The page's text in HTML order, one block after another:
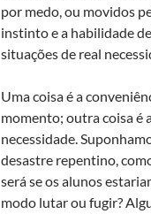
por medo, ou movidos
instinto e a habilidade
situações de real
Uma coisa é a
momento; outra coisa é
necessidade.
desastre repentino,
será se os alunos
modo lutar ou fugir?